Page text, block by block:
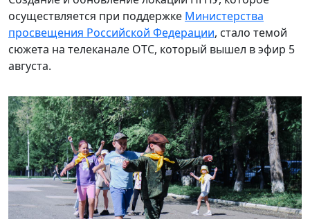
осуществляется при поддержке Министерства
просвещения Российской Федерации, стало темой
сюжета на телеканале ОТС, который вышел в эфир 5
августа.